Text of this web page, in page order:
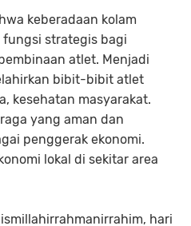
keberadaan kolam
strategis bagi
atlet. Menjadi
bibit-bibit atlet
kesehatan masyarakat.
yang aman dan
penggerak ekonomi.
lokal di sekitar area
hari